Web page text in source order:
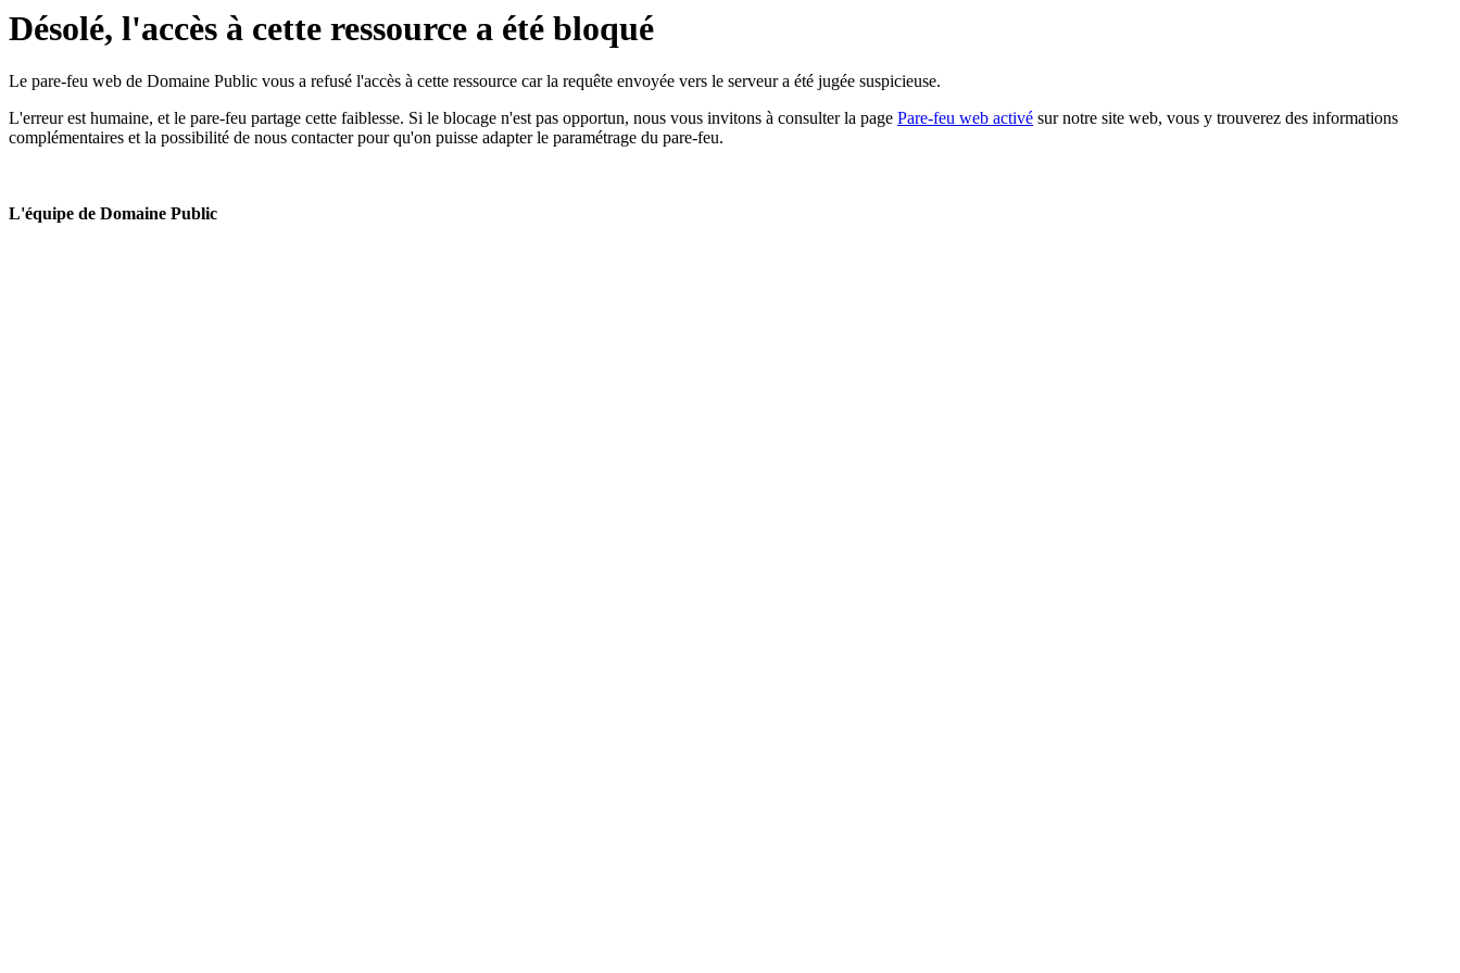
Désolé, l'accès à cette ressource a été bloqué
Le pare-feu web de Domaine Public vous a refusé l'accès à cette ressource car la requête envoyée vers le serveur a été jugée suspicieuse.
L'erreur est humaine, et le pare-feu partage cette faiblesse. Si le blocage n'est pas opportun, nous vous invitons à consulter la page Pare-feu web activé sur notre site web, vous y trouverez des informations
complémentaires et la possibilité de nous contacter pour qu'on puisse adapter le paramétrage du pare-feu.
L'équipe de Domaine Public